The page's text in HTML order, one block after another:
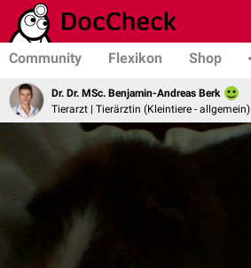
Community Flexikon Shop
Dr. Dr. MSc. Benjamin-Andreas Berk
Tierarzt | Tierärztin (Kleintiere - allgemein)